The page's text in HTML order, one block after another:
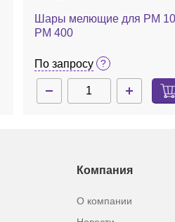
Шары мелющие для PM
PM 400
По запросу
Компания
О компании